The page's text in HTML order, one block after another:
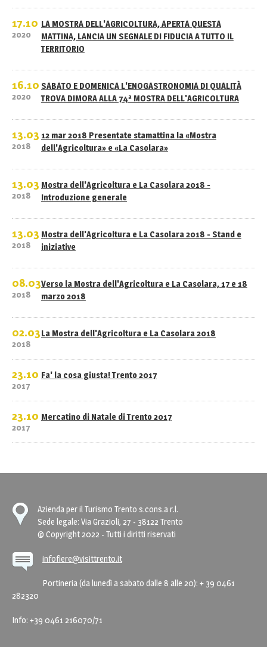
17.10
2020
LA MOSTRA DELL'AGRICOLTURA, APERTA QUESTA
MATTINA, LANCIA UN SEGNALE DI FIDUCIA A TUTTO IL
TERRITORIO
16.10
2020
SABATO E DOMENICA L'ENOGASTRONOMIA DI QUALITÀ
TROVA DIMORA ALLA 74ª MOSTRA DELL'AGRICOLTURA
13.03
2018
12 mar 2018 Presentate stamattina la «Mostra
dell'Agricoltura» e «La Casolara»
13.03
2018
Mostra dell'Agricoltura e La Casolara 2018 -
Introduzione generale
13.03
2018
Mostra dell'Agricoltura e La Casolara 2018 - Stand e
iniziative
08.03
2018
Verso la Mostra dell'Agricoltura e La Casolara, 17 e 18
marzo 2018
02.03
2018
La Mostra dell'Agricoltura e La Casolara 2018
23.10
2017
Fa' la cosa giusta! Trento 2017
23.10
2017
Mercatino di Natale di Trento 2017
Azienda per il Turismo Trento s.cons.a r.l.
Sede legale: Via Grazioli, 27 - 38122 Trento
© Copyright 2022 - Tutti i diritti riservati
infofiere@visittrento.it
Portineria (da lunedì a sabato dalle 8 alle 20): + 39 0461
282320
Info: +39 0461 216070/71